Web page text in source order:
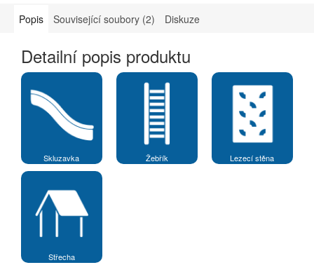
Popis Související soubory (2) Diskuze
Detailní popis produktu
Skluzavka Žebřík Lezecí stěna
Střecha